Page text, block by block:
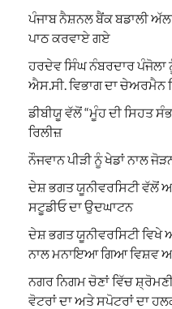
ਪੰਜਾਬ ਨੈਸ਼ਨਲ ਬੈਂਕ ਬਡਾਲੀ
ਪਾਠ ਕਰਵਾਏ ਗਏ
ਹਰਦੇਵ ਸਿੰਘ ਨੰਬਰਦਾਰ ਪੰਜੋਲਾ
ਐਸ.ਸੀ. ਵਿਭਾਗ ਦਾ ਚੇਅਰਮੈਨ
ਡੀਬੀਯੂ ਵੱਲੋਂ “ਮੂੰਹ ਦੀ ਸਿਹਤ
ਰਿਲੀਜ਼
ਨੌਜਵਾਨ ਪੀੜੀ ਨੂੰ ਖੇਡਾਂ ਨਾਲ
ਦੇਸ਼ ਭਗਤ ਯੂਨੀਵਰਸਿਟੀ ਵੱਲੋਂ
ਸਟੂਡੀਓ ਦਾ ਉਦਘਾਟਨ
ਦੇਸ਼ ਭਗਤ ਯੂਨੀਵਰਸਿਟੀ
ਨਾਲ ਮਨਾਇਆ ਗਿਆ ਵਿਸ਼ਵ
ਨਗਰ ਨਿਗਮ ਚੋਣਾਂ ਵਿੱਚ
ਵੋਟਰਾਂ ਦਾ ਅਤੇ ਸਪੋਟਰਾਂ ਦਾ